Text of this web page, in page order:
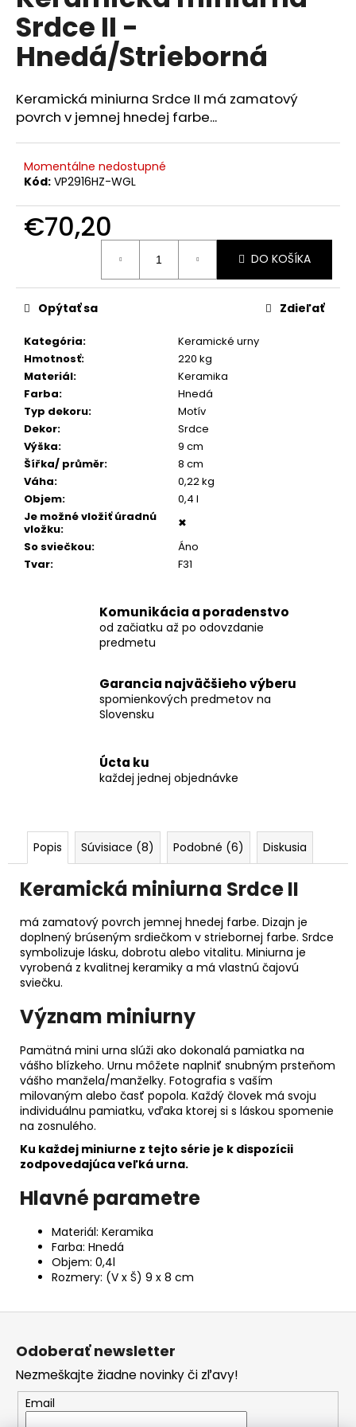
0,0
z
5
hviezdičiek.
Srdce II -
Hnedá/Strieborná
Keramická miniurna Srdce II má zamatový
povrch v jemnej hnedej farbe...
Momentálne nedostupné
Kód: VP2916HZ-WGL
€70,20
DO KOŠÍKA
Kategória:
Keramické urny
Hmotnosť:
220 kg
Materiál:
Keramika
Farba:
Hnedá
Typ dekoru:
Motív
Dekor:
Srdce
Výška:
9 cm
Šířka/ průměr:
8 cm
Váha:
0,22 kg
Objem:
0,4 l
Je možné vložiť úradnú
vložku:
✖
So sviečkou:
Áno
Tvar: F31
Opýtať sa Zdieľať
Komunikácia a poradenstvo
od začiatku až po odovzdanie
predmetu
Garancia najväčšieho výberu
spomienkových predmetov na
Slovensku
Úcta ku
každej jednej objednávke
Popis Súvisiace (8) Podobné (6) Diskusia
Keramická miniurna Srdce II
má zamatový povrch jemnej hnedej farbe. Dizajn je
doplnený brúseným srdiečkom v striebornej farbe. Srdce
symbolizuje lásku, dobrotu alebo vitalitu. Miniurna je
vyrobená z kvalitnej keramiky a má vlastnú čajovú
sviečku.
Význam miniurny
Pamätná mini urna slúži ako dokonalá pamiatka na
vášho blízkeho. Urnu môžete naplniť snubným prsteňom
vášho manžela/manželky. Fotografia s vaším
milovaným alebo časť popola. Každý človek má svoju
individuálnu pamiatku, vďaka ktorej si s láskou spomenie
na zosnulého.
Ku každej miniurne z tejto série je k dispozícii
zodpovedajúca veľká urna.
Hlavné parametre
Materiál: Keramika
Farba: Hnedá
Objem: 0,4l
Rozmery: (V x Š) 9 x 8 cm
á
j
s
?
p
o
ú
č
a
m
e
PÁNSKY
KOŽENÝ
NÁRAMOK,
COGNAC
KOŽA
€160
Odoberať newsletter
Nezmeškajte žiadne novinky či zľavy!
Email